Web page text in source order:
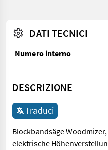
DATI TECNICI
Numero interno
DESCRIZIONE
Traduci
Blockbandsäge
elektrische